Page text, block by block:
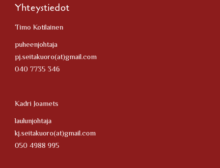
Yhteystiedot
Timo Kotilainen
puheenjohtaja
pj.seitakuoro(at)gmail.com
040 7735 346
Kadri Joamets
laulunjohtaja
kj.seitakuoro(at)gmail.com
050 4988 995